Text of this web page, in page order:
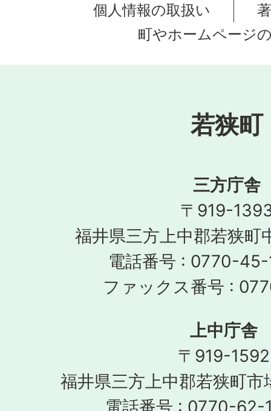
個人情報の取扱い
町やホームページ
若狭町
三方庁舎
〒919-
福井県三方上中郡若狭町
電話番号 : 0770-45-
ファックス番号 :
上中庁舎
〒919-1592
福井県三方上中郡若狭町
電話番号 : 0770-62-